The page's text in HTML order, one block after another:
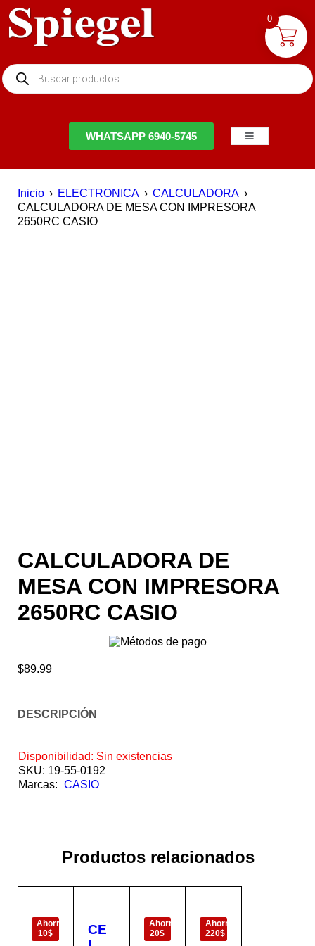
WHATSAPP 6940-5745
Inicio › ELECTRONICA › CALCULADORA ›
CALCULADORA DE MESA CON IMPRESORA
2650RC CASIO
CALCULADORA DE
MESA CON IMPRESORA
2650RC CASIO
$89.99
DESCRIPCIÓN
Disponibilidad: Sin existencias
SKU: 19-55-0192
Marcas: CASIO
Productos relacionados
Ahorra
10$
CE
Ahorra
20$
Ahorra
220$
0